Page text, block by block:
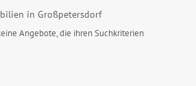
in Großpetersdorf
Angebote, die ihren Suchkriterien